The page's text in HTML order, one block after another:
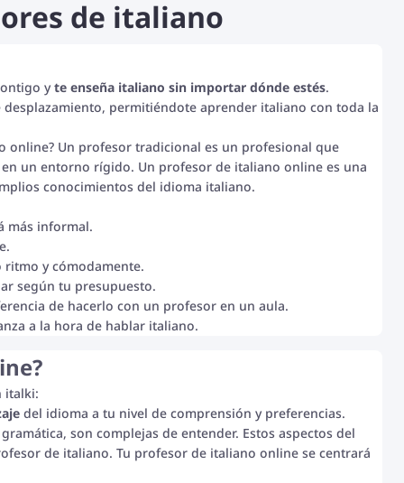
de italiano
yte enseña italiano sin importar dónde estés.
permitiéndote aprender italiano con toda la
online? Un profesor tradicional es un profesional que
un entorno rígido. Un profesor de italiano online es una
conocimientos del idioma italiano.
más informal.
y cómodamente.
según tu presupuesto.
de hacerlo con un profesor en un aula.
a la hora de hablar italiano.
italki:
del idioma a tu nivel de comprensión y preferencias.
son complejas de entender. Estos aspectos del
de italiano. Tu profesor de italiano online se centrará